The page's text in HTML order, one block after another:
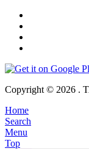
Copyright © 2026 .
Home
Search
Menu
Top